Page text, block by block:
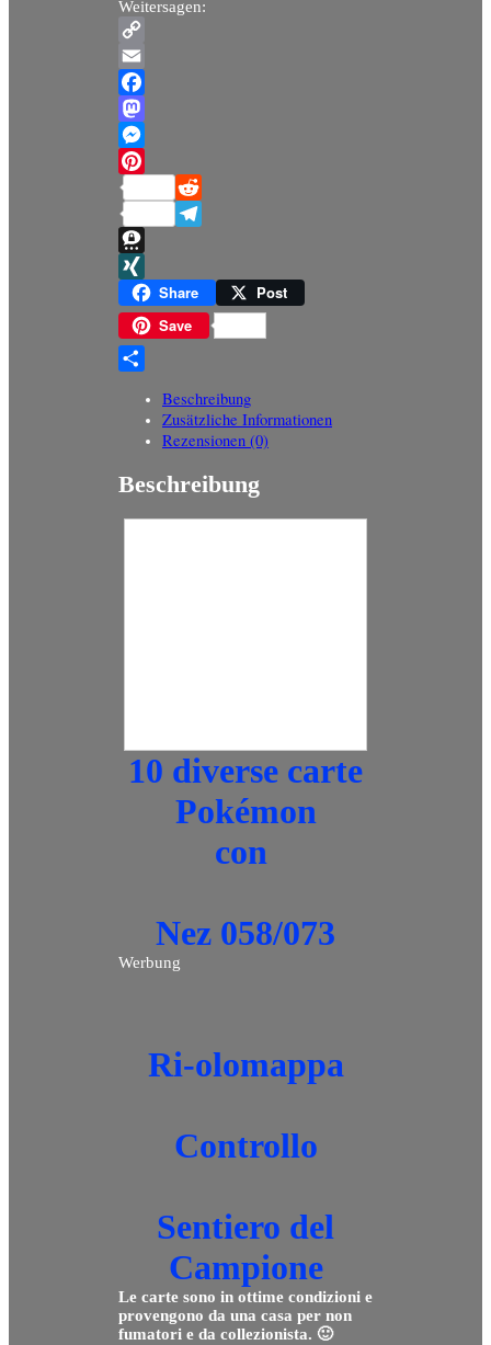
Weitersagen:
Copy
Link
Email
Facebook
Mastodon
Messenger
Pinterest
Reddit
Telegram
Threema
XINGShare
Post
Save
Beschreibung
Zusätzliche Informationen
Rezensionen (0)
Beschreibung
10 diverse carte
Pokémon
con
Nez 058/073
Werbung
Ri-olomappa
Controllo
Sentiero del
Campione
Le carte sono in ottime condizioni e
provengono da una casa per non
fumatori e da collezionista. 🙂